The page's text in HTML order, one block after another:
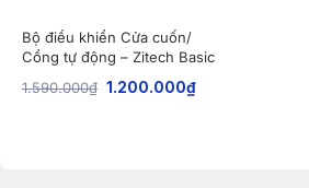
Bộ điều khiển Cửa cuốn/
Cổng tự động – Zitech Basic
1.590.000₫ 1.200.000₫